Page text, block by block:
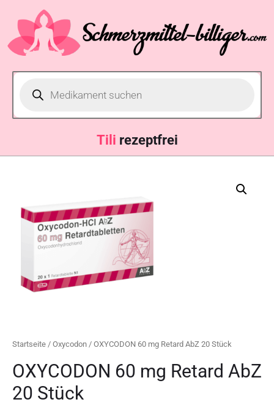
rezeptfrei
Startseite / Oxycodon / OXYCODON 60 mg Retard AbZ 20 Stück
OXYCODON 60 mg Retard AbZ
20 Stück